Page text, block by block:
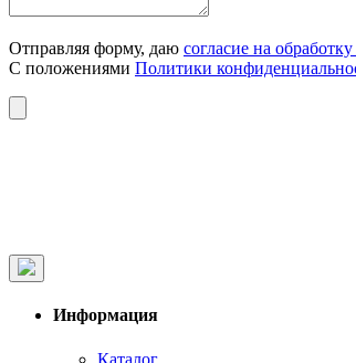
Отправляя форму, даю согласие на
С положениями Политики
Информация
Каталог